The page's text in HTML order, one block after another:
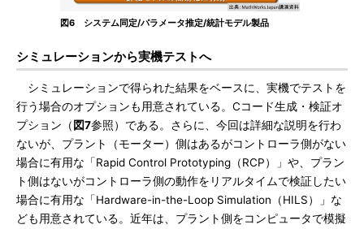
図6 システム同定/パラメータ推定/統計モデル製品
シミュレーションから実機テストへ
シミュレーションで得られた結果をベースに、実機でテストを
行う場合のオプションも用意されている。Cコード生成・検証オ
プション（図7参照）である。さらに、今回は詳細な説明を行わ
ないが、プラント（モーター）側はあるがコントローラ側がない
場合に有用な「Rapid Control Prototyping（RCP）」や、プラン
ト側はないがコントローラ側の動作をリアルタイムで検証したい
場合に有用な「Hardware-in-the-Loop Simulation（HILS）」な
ども用意されている。近年は、プラント側をコンピュータで模擬